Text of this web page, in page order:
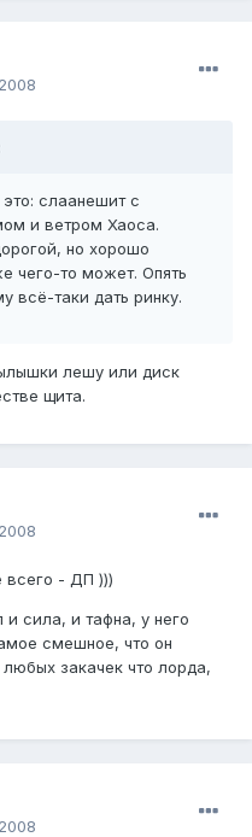
слаанешит с
и ветром Хаоса.
но хорошо
чего-то может. Опять
всё-таки дать ринку.
лешу или диск
щита.
всего - ДП )))
сила, и тафна, у него
смешное, что он
закачек что лорда,